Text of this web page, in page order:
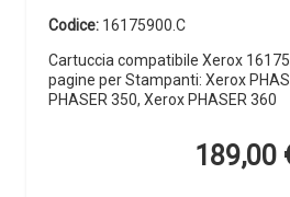
Codice: 16175900.C
Cartuccia compatibile Xerox
pagine per Stampanti: Xerox
PHASER 350, Xerox PHASER 360
189,00